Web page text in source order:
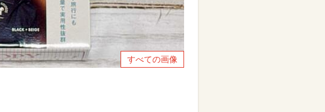
すべての画像